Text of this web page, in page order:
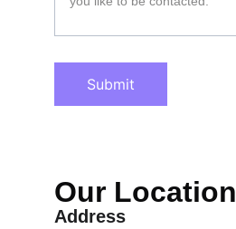
Submit
Our Location
Address